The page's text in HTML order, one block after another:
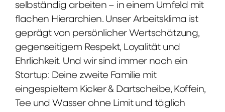
selbständig arbeiten – in einem Umfeld mit
flachen Hierarchien. Unser Arbeitsklima ist
geprägt von persönlicher Wertschätzung,
gegenseitigem Respekt, Loyalität und
Ehrlichkeit. Und wir sind immer noch ein
Startup: Deine zweite Familie mit
eingespieltem Kicker & Dartscheibe, Koffein,
Tee und Wasser ohne Limit und täglich